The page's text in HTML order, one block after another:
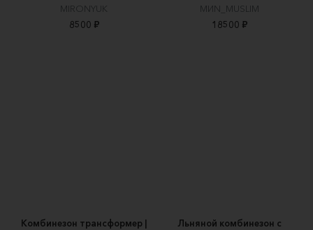
MIRONYUK
8500 ₽
МИN_MUSLIM
18500 ₽
Комбинезон трансформер |
Льняной комбинезон с